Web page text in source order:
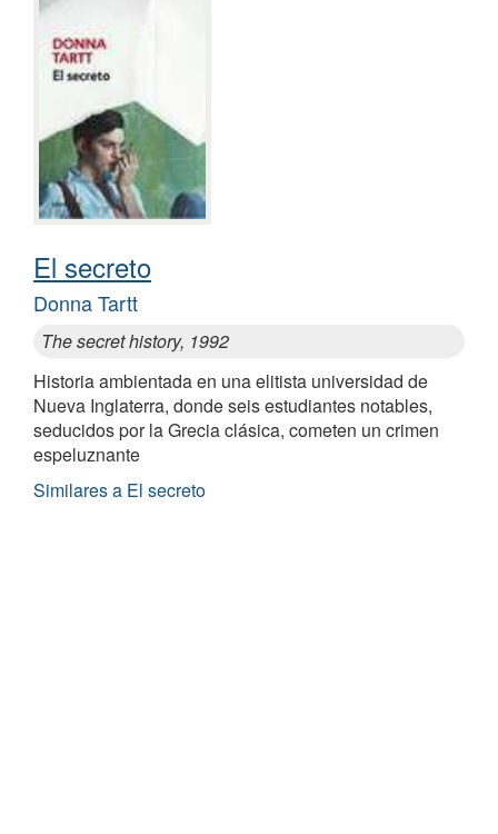
El secreto
Donna Tartt
The secret history, 1992
Historia ambientada en una elitista universidad de
Nueva Inglaterra, donde seis estudiantes notables,
seducidos por la Grecia clásica, cometen un crimen
espeluznante
Similares a El secreto